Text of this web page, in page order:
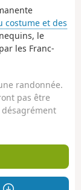
costume et des
le
les Franc-
randonnée.
pas être